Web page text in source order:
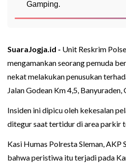
Gamping.
SuaraJogja.id - Unit Reskrim
mengamankan seorang pemuda
nekat melakukan penusukan
Jalan Godean Km 4,5, Banyuraden,
Insiden ini dipicu oleh kekesalan
ditegur saat tertidur di area parkir
Kasi Humas Polresta Sleman, AKP
bahwa peristiwa itu terjadi pada